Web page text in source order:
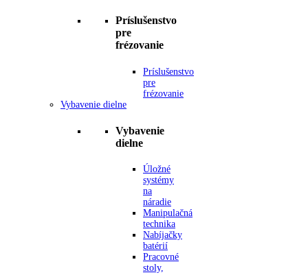
Príslušenstvo
pre
frézovanie
Príslušenstvo
pre
frézovanie
Vybavenie dielne
Vybavenie
dielne
Úložné
systémy
na
náradie
Manipulačná
technika
Nabíjačky
batérií
Pracovné
stoly,